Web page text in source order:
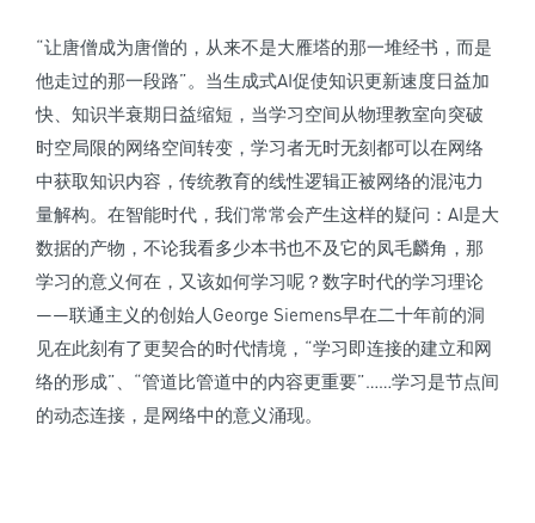
“让唐僧成为唐僧的，从来不是大雁塔的那一堆经书，而是
他走过的那一段路”。当生成式AI促使知识更新速度日益加
快、知识半衰期日益缩短，当学习空间从物理教室向突破
时空局限的网络空间转变，学习者无时无刻都可以在网络
中获取知识内容，传统教育的线性逻辑正被网络的混沌力
量解构。在智能时代，我们常常会产生这样的疑问：AI是大
数据的产物，不论我看多少本书也不及它的凤毛麟角，那
学习的意义何在，又该如何学习呢？数字时代的学习理论
——联通主义的创始人George Siemens早在二十年前的洞
见在此刻有了更契合的时代情境，“学习即连接的建立和网
络的形成”、“管道比管道中的内容更重要”……学习是节点间
的动态连接，是网络中的意义涌现。